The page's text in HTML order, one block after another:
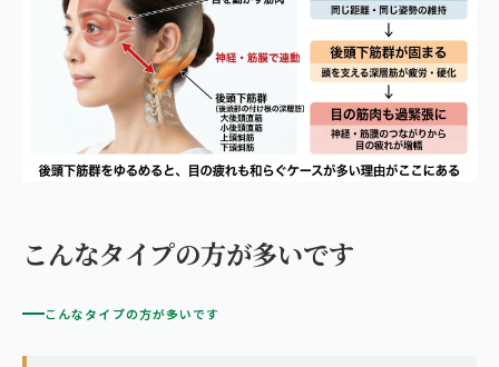
こんなタイプの方が多いです
こんなタイプの方が多いです